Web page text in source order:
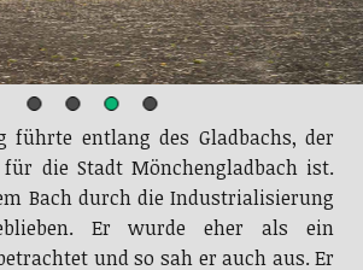
führte entlang des Gladbachs, der
für die Stadt Mönchengladbach ist.
Bach durch die Industrialisierung
Er wurde eher als ein
und so sah er auch aus. Er
zurNiers , die einen besseren